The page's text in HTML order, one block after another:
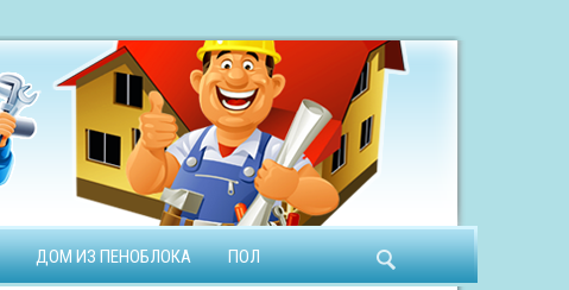
ДОМ ИЗ ПЕНОБЛОКА ПОЛ